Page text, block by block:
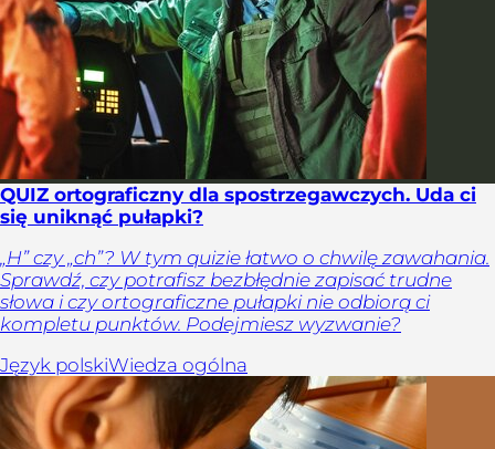
QUIZ ortograficzny dla spostrzegawczych. Uda ci
się uniknąć pułapki?
„H” czy „ch”? W tym quizie łatwo o chwilę zawahania.
Sprawdź, czy potrafisz bezbłędnie zapisać trudne
słowa i czy ortograficzne pułapki nie odbiorą ci
kompletu punktów. Podejmiesz wyzwanie?
Język polskiWiedza ogólna